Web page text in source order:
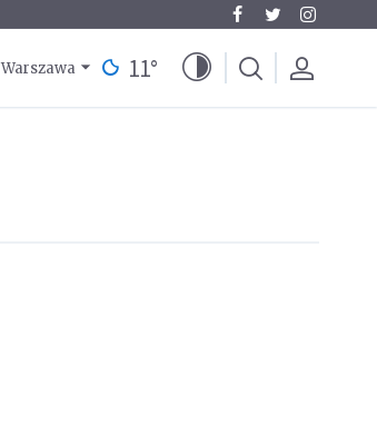
Warszawa 11°